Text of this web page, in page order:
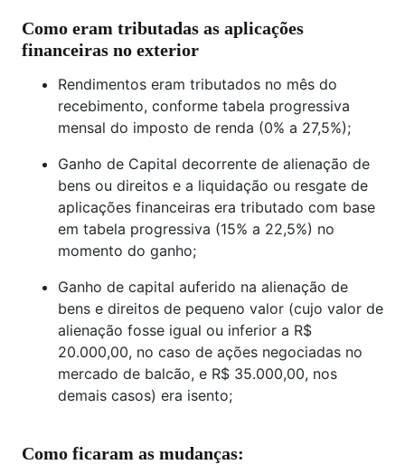
Como eram tributadas as aplicações
financeiras no exterior
Rendimentos eram tributados no mês do
recebimento, conforme tabela progressiva
mensal do imposto de renda (0% a 27,5%);
Ganho de Capital decorrente de alienação de
bens ou direitos e a liquidação ou resgate de
aplicações financeiras era tributado com base
em tabela progressiva (15% a 22,5%) no
momento do ganho;
Ganho de capital auferido na alienação de
bens e direitos de pequeno valor (cujo valor de
alienação fosse igual ou inferior a R$
20.000,00, no caso de ações negociadas no
mercado de balcão, e R$ 35.000,00, nos
demais casos) era isento;
Como ficaram as mudanças: